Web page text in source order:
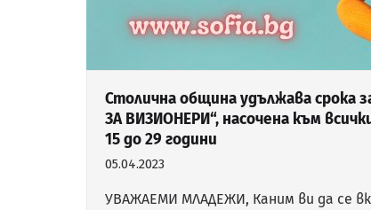
Столична община удължава срока
ЗА ВИЗИОНЕРИ“, насочена към
15 до 29 години
05.04.2023
УВАЖАЕМИ МЛАДЕЖИ, Каним ви да се